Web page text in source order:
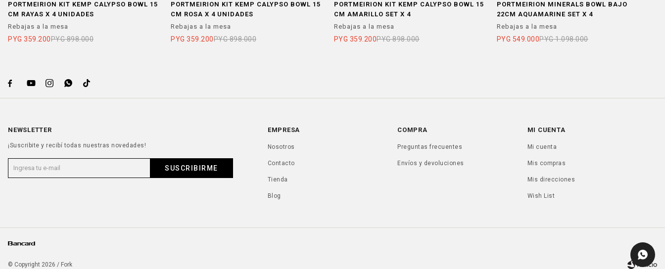
PORTMEIRION KIT KEMP CALYPSO BOWL 15
CM RAYAS X 4 UNIDADES
Rebajas a la mesa
PYG 359.200PYG 898.000
PORTMEIRION KIT KEMP CALYPSO BOWL 15
CM ROSA X 4 UNIDADES
Rebajas a la mesa
PYG 359.200PYG 898.000
PORTMEIRION KIT KEMP CALYPSO BOWL 15
CM AMARILLO SET X 4
Rebajas a la mesa
PYG 359.200PYG 898.000
PORTMEIRION MINERALS BOWL BAJO
22CM AQUAMARINE SET X 4
Rebajas a la mesa
PYG 549.000PYG 1.098.000
    
EMPRESA
Nosotros
Contacto
Tienda
Blog
COMPRA
Preguntas frecuentes
Envíos y devoluciones
MI CUENTA
Mi cuenta
Mis compras
Mis direcciones
Wish List
NEWSLETTER
¡Suscribite y recibí todas nuestras novedades!
SUSCRIBIRME
© Copyright 2026 / Fork